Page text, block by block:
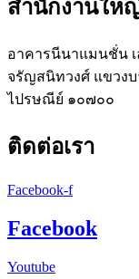
สำนักงานให
อาคารนีนาแมนชั่น
จรัญสนิทวงศ์ แขวง
ไปรษณีย์ ๑๐๗๐๐
ติดต่อเรา
Facebook-f
Facebook
Youtube